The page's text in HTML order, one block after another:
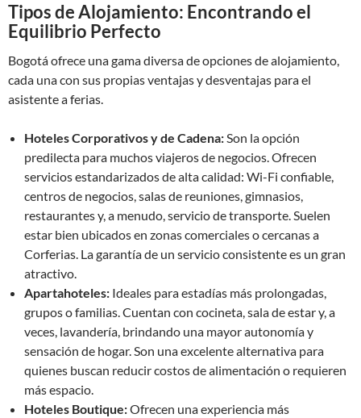
Tipos de Alojamiento: Encontrando el
Equilibrio Perfecto
Bogotá ofrece una gama diversa de opciones de alojamiento,
cada una con sus propias ventajas y desventajas para el
asistente a ferias.
Hoteles Corporativos y de Cadena:Son la opción
predilecta para muchos viajeros de negocios. Ofrecen
servicios estandarizados de alta calidad: Wi-Fi confiable,
centros de negocios, salas de reuniones, gimnasios,
restaurantes y, a menudo, servicio de transporte. Suelen
estar bien ubicados en zonas comerciales o cercanas a
Corferias. La garantía de un servicio consistente es un gran
atractivo.
Apartahoteles: Ideales para estadías más prolongadas,
grupos o familias. Cuentan con cocineta, sala de estar y, a
veces, lavandería, brindando una mayor autonomía y
sensación de hogar. Son una excelente alternativa para
quienes buscan reducir costos de alimentación o requieren
más espacio.
Hoteles Boutique:Ofrecen una experiencia más